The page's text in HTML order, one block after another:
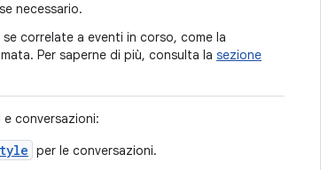
necessario.
correlate a eventi in corso, come la
Per saperne di più, consulta la sezione
conversazioni:
per le conversazioni.